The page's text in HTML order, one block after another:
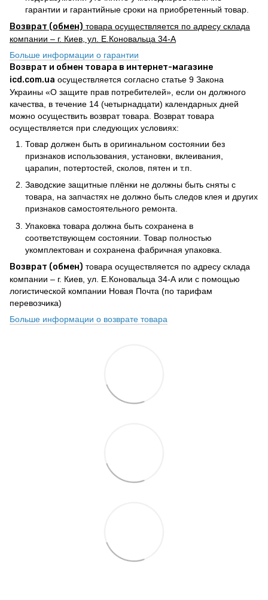
гарантии и гарантийные сроки на приобретенный товар.
Возврат (обмен) товара осуществляется по адресу склада
компании – г. Киев, ул. Е.Коновальца 34-А
Больше информации о гарантии
Возврат и обмен товара в интернет-магазине
icd.com.ua осуществляется согласно статье 9 Закона
Украины «О защите прав потребителей», если он должного
качества, в течение 14 (четырнадцати) календарных дней
можно осуществить возврат товара. Возврат товара
осуществляется при следующих условиях:
Товар должен быть в оригинальном состоянии без
признаков использования, установки, вклеивания,
царапин, потертостей, сколов, пятен и т.п.
Заводские защитные плёнки не должны быть сняты с
товара, на запчастях не должно быть следов клея и других
признаков самостоятельного ремонта.
Упаковка товара должна быть сохранена в
соответствующем состоянии. Товар полностью
укомплектован и сохранена фабричная упаковка.
Возврат (обмен) товара осуществляется по адресу склада
компании – г. Киев, ул. Е.Коновальца 34-А или с помощью
логистической компании Новая Почта (по тарифам
перевозчика)
Больше информации о возврате товара